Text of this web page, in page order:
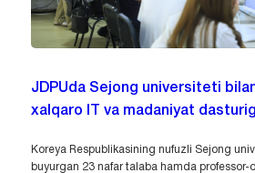
JDPUda Sejong universiteti
xalqaro IT va madaniyat
Koreya Respublikasining nufuzli Sejong
buyurgan 23 nafar talaba hamda professor-